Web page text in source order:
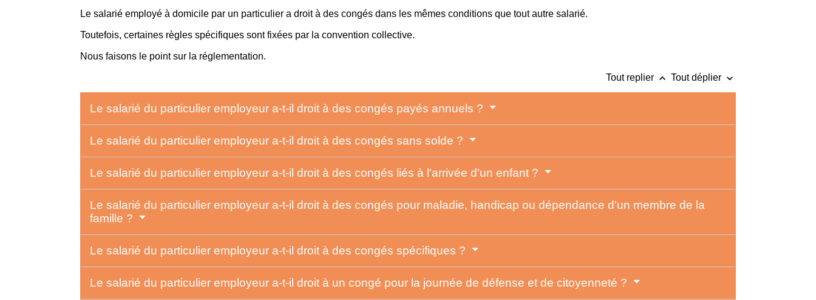
Le salarié employé à domicile par un particulier a droit à des congés dans les mêmes conditions que tout autre salarié.
Toutefois, certaines règles spécifiques sont fixées par la convention collective.
Nous faisons le point sur la réglementation.
Tout replier keyboard_arrow_up Tout déplier keyboard_arrow_down
Le salarié du particulier employeur a-t-il droit à des congés payés annuels ?
Le salarié du particulier employeur a-t-il droit à des congés sans solde ?
Le salarié du particulier employeur a-t-il droit à des congés liés à l'arrivée d'un enfant ?
Le salarié du particulier employeur a-t-il droit à des congés pour maladie, handicap ou dépendance d'un membre de la
famille ?
Le salarié du particulier employeur a-t-il droit à des congés spécifiques ?
Le salarié du particulier employeur a-t-il droit à un congé pour la journée de défense et de citoyenneté ?